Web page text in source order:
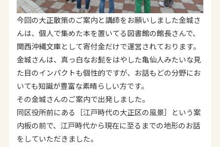
今回の大正散策のご案内と講師をお願いしました金城さ
んは、個人で集めた本を置いてる図書館の館長さんで、
関西沖縄文庫として寄付金だけで運営されております。
金城さんは、真っ白なお髭をはやした亀仙人みたいな見
た目のインパクトも個性的ですが、お話もどの分野にお
いても知識が豊富な素晴らしい方です。
その金城さんのご案内で出発しました。
同区役所前にある［江戸時代の大正区の風景］という案
内板の前で、江戸時代から現在に至るまでの地形のお話
をしていただきました。